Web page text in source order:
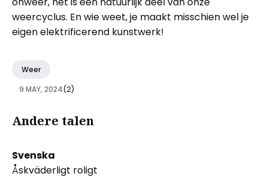
weercyclus. En wie weet, je maakt misschien wel je
eigen elektrificerend kunstwerk!
Weer
9 MAY, 2024(2)
Andere talen
Svenska
Åskväderligt roligt